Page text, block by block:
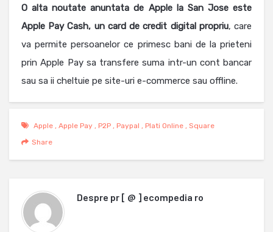
O alta noutate anuntata de Apple la San Jose este
Apple Pay Cash, un card de credit digital propriu, care
va permite persoanelor ce primesc bani de la prieteni
prin Apple Pay sa transfere suma intr-un cont bancar
sau sa ii cheltuie pe site-uri e-commerce sau offline.
Apple Apple Pay P2P Paypal Plati Online
Square
Share
Despre pr [ @ ] ecompedia ro